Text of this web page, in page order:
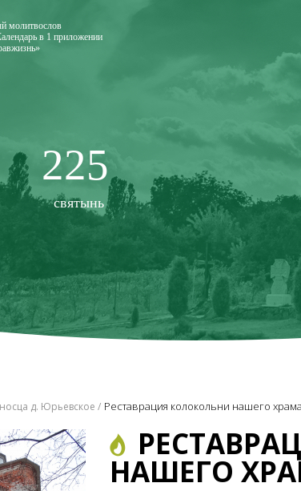
молитвослов
в 1 приложении
225
святынь
д. Юрьевское Реставрация колокольни нашего
НАШЕГО